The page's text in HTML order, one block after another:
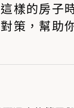
樣的房子
策，幫助